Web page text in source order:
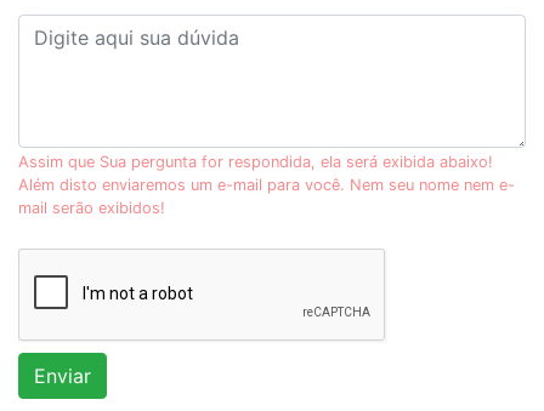
Assim que Sua pergunta for respondida, ela será exibida abaixo!
Além disto enviaremos um e-mail para você. Nem seu nome nem e-
mail serão exibidos!
Enviar